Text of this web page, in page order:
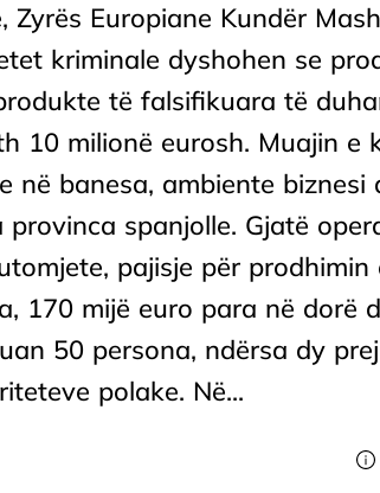
Zyrës Europiane Kundër
kriminale dyshohen se
të falsifikuara të
10 milionë eurosh. Muajin e
banesa, ambiente biznesi
spanjolle. Gjatë
pajisje për prodhimin
170 mijë euro para në dorë
50 persona, ndërsa dy
polake. Në...